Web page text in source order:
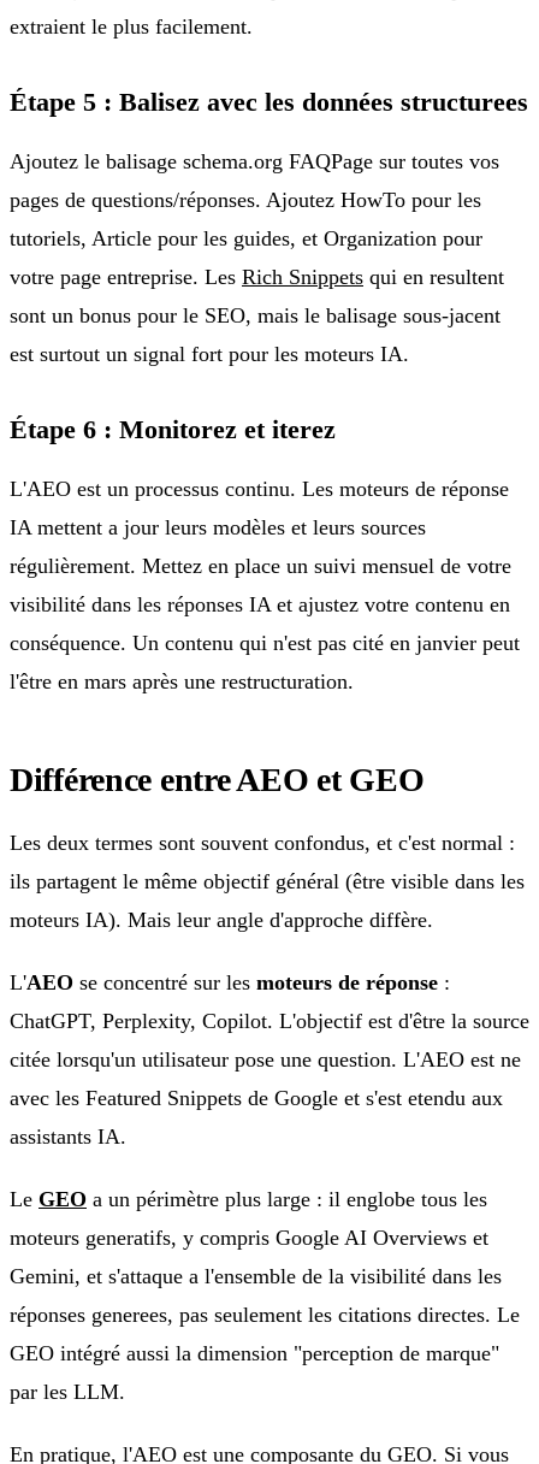
extraient le plus facilement.
Étape 5 : Balisez avec les données structurees
Ajoutez le balisage schema.org FAQPage sur toutes vos
pages de questions/réponses. Ajoutez HowTo pour les
tutoriels, Article pour les guides, et Organization pour
votre page entreprise. Les Rich Snippets qui en resultent
sont un bonus pour le SEO, mais le balisage sous-jacent
est surtout un signal fort pour les moteurs IA.
Étape 6 : Monitorez et iterez
L'AEO est un processus continu. Les moteurs de réponse
IA mettent a jour leurs modèles et leurs sources
régulièrement. Mettez en place un suivi mensuel de votre
visibilité dans les réponses IA et ajustez votre contenu en
conséquence. Un contenu qui n'est pas cité en janvier peut
l'être en mars après une restructuration.
Différence entre AEO et GEO
Les deux termes sont souvent confondus, et c'est normal :
ils partagent le même objectif général (être visible dans les
moteurs IA). Mais leur angle d'approche diffère.
L'AEO se concentré sur les moteurs de réponse :
ChatGPT, Perplexity, Copilot. L'objectif est d'être la source
citée lorsqu'un utilisateur pose une question. L'AEO est ne
avec les Featured Snippets de Google et s'est etendu aux
assistants IA.
Le GEO a un périmètre plus large : il englobe tous les
moteurs generatifs, y compris Google AI Overviews et
Gemini, et s'attaque a l'ensemble de la visibilité dans les
réponses generees, pas seulement les citations directes. Le
GEO intégré aussi la dimension "perception de marque"
par les LLM.
En pratique, l'AEO est une composante du GEO. Si vous